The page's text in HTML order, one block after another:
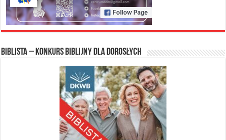
Biblista – konkurs biblijny dla dorosłych